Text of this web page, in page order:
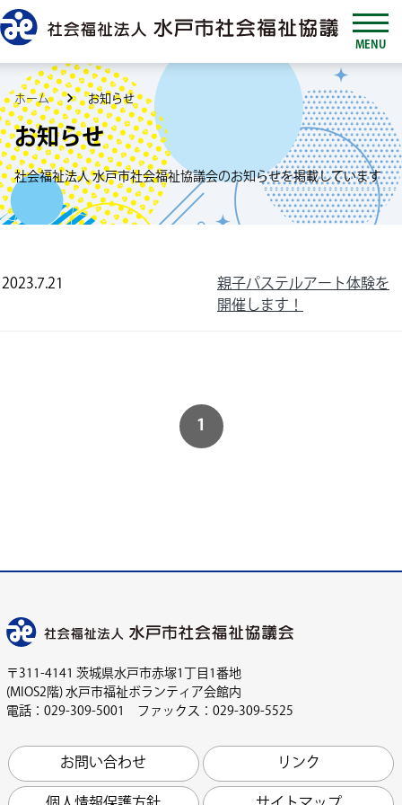
MENU
ホーム お知らせ
お知らせ
社会福祉法人 水戸市社会福祉協議会のお知らせを掲載しています
2023.7.21
親子パステルアート体験を
開催します！
1
〒311-4141 茨城県水戸市赤塚1丁目1番地
(MIOS2階) 水戸市福祉ボランティア会館内
電話：029-309-5001 ファックス：029-309-5525
お問い合わせ
リンク